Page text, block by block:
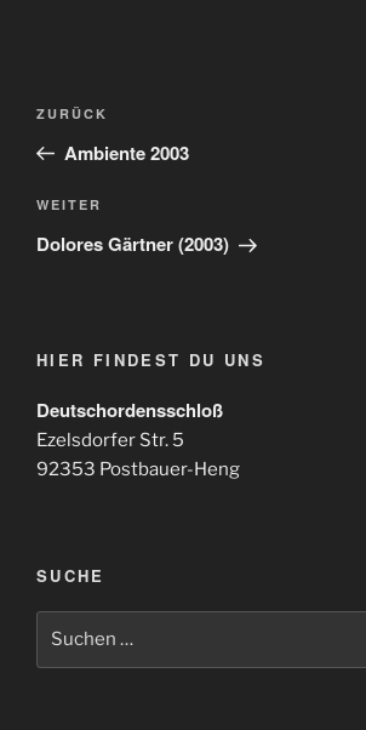
Beitragsnavigation
Vorheriger
Beitrag
ZURÜCK
Ambiente 2003
Nächster
Beitrag
WEITER
Dolores Gärtner (2003)
HIER FINDEST DU UNS
Deutschordensschloß
Ezelsdorfer Str. 5
92353 Postbauer-Heng
SUCHE
Suchen
nach: